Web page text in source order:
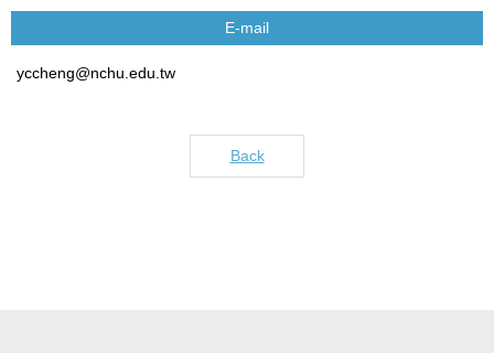
E-mail
yccheng@nchu.edu.tw
Back